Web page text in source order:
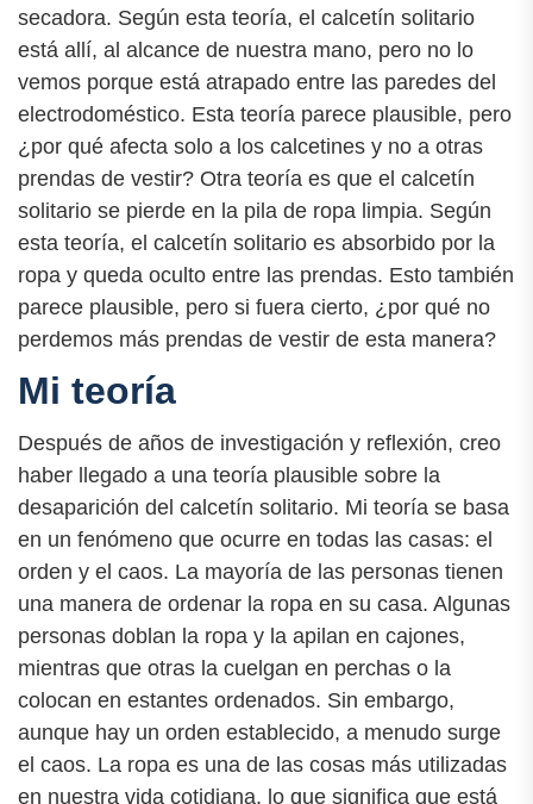
secadora. Según esta teoría, el calcetín solitario
está allí, al alcance de nuestra mano, pero no lo
vemos porque está atrapado entre las paredes del
electrodoméstico. Esta teoría parece plausible, pero
¿por qué afecta solo a los calcetines y no a otras
prendas de vestir? Otra teoría es que el calcetín
solitario se pierde en la pila de ropa limpia. Según
esta teoría, el calcetín solitario es absorbido por la
ropa y queda oculto entre las prendas. Esto también
parece plausible, pero si fuera cierto, ¿por qué no
perdemos más prendas de vestir de esta manera?
Mi teoría
Después de años de investigación y reflexión, creo
haber llegado a una teoría plausible sobre la
desaparición del calcetín solitario. Mi teoría se basa
en un fenómeno que ocurre en todas las casas: el
orden y el caos. La mayoría de las personas tienen
una manera de ordenar la ropa en su casa. Algunas
personas doblan la ropa y la apilan en cajones,
mientras que otras la cuelgan en perchas o la
colocan en estantes ordenados. Sin embargo,
aunque hay un orden establecido, a menudo surge
el caos. La ropa es una de las cosas más utilizadas
en nuestra vida cotidiana, lo que significa que está